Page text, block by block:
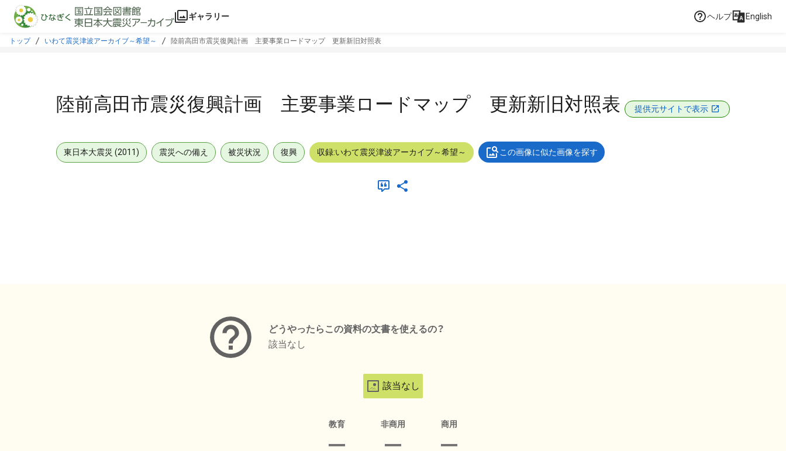
本文に飛ぶ
ギャラリー ヘルプ English
トップ いわて震災津波アーカイブ～希望～ 陸前高田市震災復興計画 主要事業ロードマップ 更新新旧対照表
陸前高田市震災復興計画 主要事業ロードマップ 更新新旧対照表 提供元サイトで表示
東日本大震災 (2011) 震災への備え 被災状況 復興 収録:いわて震災津波アーカイブ～希望～ この画像に似た画像を探す
どうやったらこの資料の文書を使えるの？
該当なし
該当なし
教育 非商用 商用